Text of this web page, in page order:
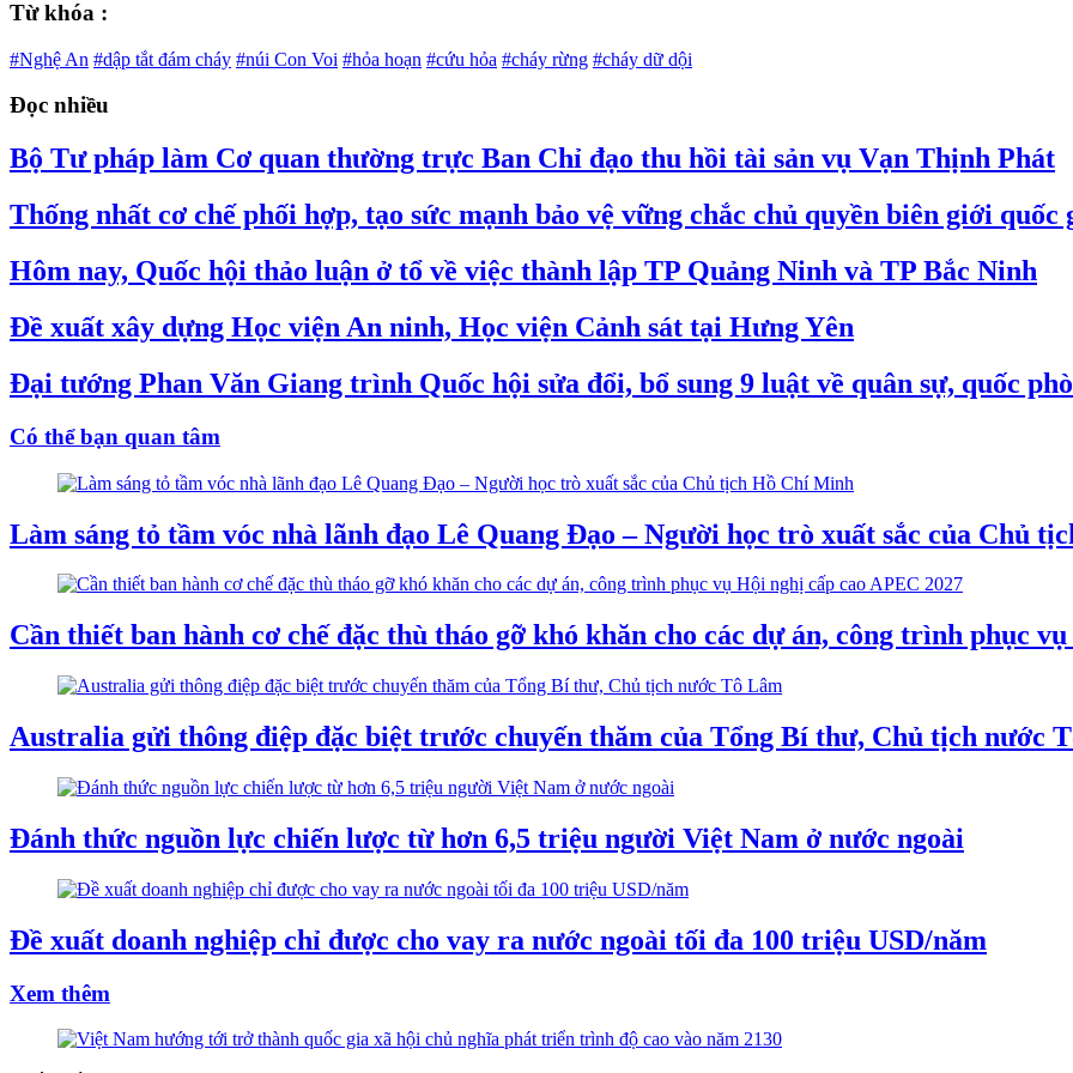
Từ khóa :
#Nghệ An #dập tắt đám cháy #núi Con Voi #hỏa hoạn #cứu hỏa #cháy rừng #cháy dữ dội
Đọc nhiều
Bộ Tư pháp làm Cơ quan thường trực Ban Chỉ đạo thu hồi tài sản vụ Vạn Thịnh Phát
Thống nhất cơ chế phối hợp, tạo sức mạnh bảo vệ vững chắc chủ quyền biên giới quốc
Hôm nay, Quốc hội thảo luận ở tổ về việc thành lập TP Quảng Ninh và TP Bắc Ninh
Đề xuất xây dựng Học viện An ninh, Học viện Cảnh sát tại Hưng Yên
Đại tướng Phan Văn Giang trình Quốc hội sửa đổi, bổ sung 9 luật về quân sự, quốc
Có thể bạn quan tâm
Làm sáng tỏ tầm vóc nhà lãnh đạo Lê Quang Đạo – Người học trò xuất sắc của Chủ
Cần thiết ban hành cơ chế đặc thù tháo gỡ khó khăn cho các dự án, công trình phục
Australia gửi thông điệp đặc biệt trước chuyến thăm của Tổng Bí thư, Chủ tịch nước
Đánh thức nguồn lực chiến lược từ hơn 6,5 triệu người Việt Nam ở nước ngoài
Đề xuất doanh nghiệp chỉ được cho vay ra nước ngoài tối đa 100 triệu USD/năm
Xem thêm